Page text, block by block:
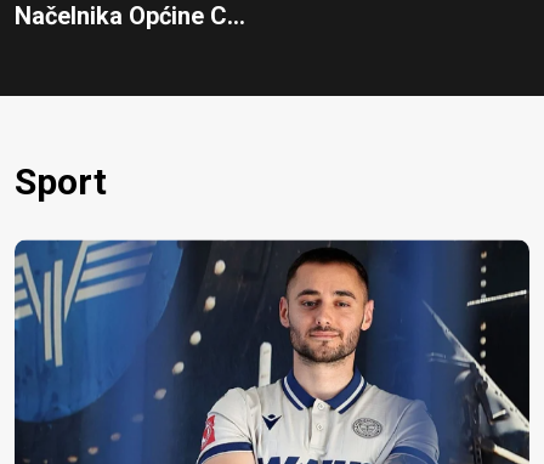
Načelnika Općine C...
Sport